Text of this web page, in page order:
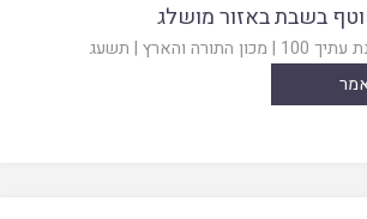
בשבת באזור מושלג
עתיך 100 | מכון התורה והארץ | תשעג